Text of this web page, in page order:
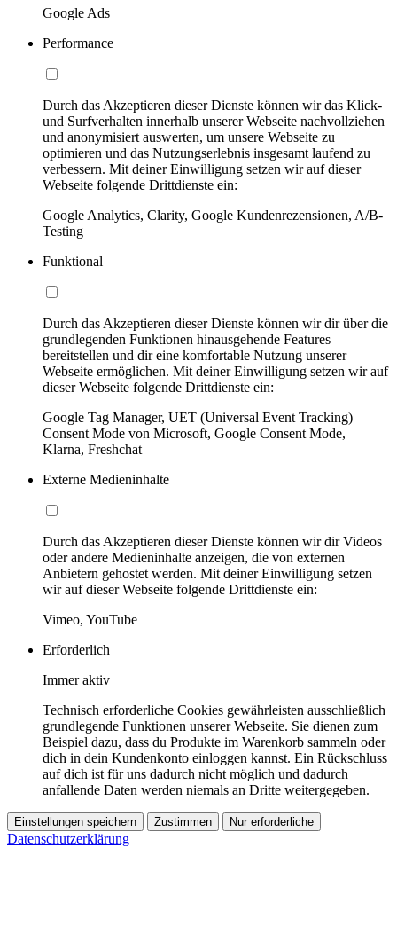
Google Ads
Performance
Durch das Akzeptieren dieser Dienste können wir das Klick-
und Surfverhalten innerhalb unserer Webseite nachvollziehen
und anonymisiert auswerten, um unsere Webseite zu
optimieren und das Nutzungserlebnis insgesamt laufend zu
verbessern. Mit deiner Einwilligung setzen wir auf dieser
Webseite folgende Drittdienste ein:
Google Analytics, Clarity, Google Kundenrezensionen, A/B-
Testing
Funktional
Durch das Akzeptieren dieser Dienste können wir dir über die
grundlegenden Funktionen hinausgehende Features
bereitstellen und dir eine komfortable Nutzung unserer
Webseite ermöglichen. Mit deiner Einwilligung setzen wir auf
dieser Webseite folgende Drittdienste ein:
Google Tag Manager, UET (Universal Event Tracking)
Consent Mode von Microsoft, Google Consent Mode,
Klarna, Freshchat
Externe Medieninhalte
Durch das Akzeptieren dieser Dienste können wir dir Videos
oder andere Medieninhalte anzeigen, die von externen
Anbietern gehostet werden. Mit deiner Einwilligung setzen
wir auf dieser Webseite folgende Drittdienste ein:
Vimeo, YouTube
Erforderlich
Immer aktiv
Technisch erforderliche Cookies gewährleisten ausschließlich
grundlegende Funktionen unserer Webseite. Sie dienen zum
Beispiel dazu, dass du Produkte im Warenkorb sammeln oder
dich in dein Kundenkonto einloggen kannst. Ein Rückschluss
auf dich ist für uns dadurch nicht möglich und dadurch
anfallende Daten werden niemals an Dritte weitergegeben.
Einstellungen speichern Zustimmen Nur erforderliche
Datenschutzerklärung